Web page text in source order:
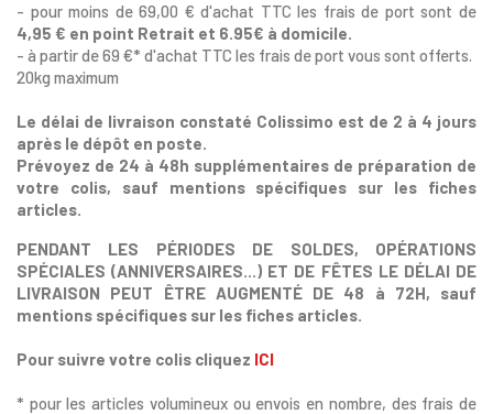
- pour moins de 69,00 € d'achat TTC les frais de port sont de
4,95 € en point Retrait et 6.95€ à domicile.
- à partir de 69 €* d'achat TTC les frais de port vous sont offerts.
20kg maximum
Le délai de livraison constaté Colissimo est de 2 à 4 jours
après le dépôt en poste.
Prévoyez de 24 à 48h supplémentaires de préparation de
votre colis, sauf mentions spécifiques sur les fiches
articles.
PENDANT LES PÉRIODES DE SOLDES, OPÉRATIONS
SPÉCIALES (ANNIVERSAIRES...) ET DE FÊTES LE DÉLAI DE
LIVRAISON PEUT ÊTRE AUGMENTÉ DE 48 à 72H, sauf
mentions spécifiques sur les fiches articles.
Pour suivre votre colis cliquez ICI
* pour les articles volumineux ou envois en nombre, des frais de